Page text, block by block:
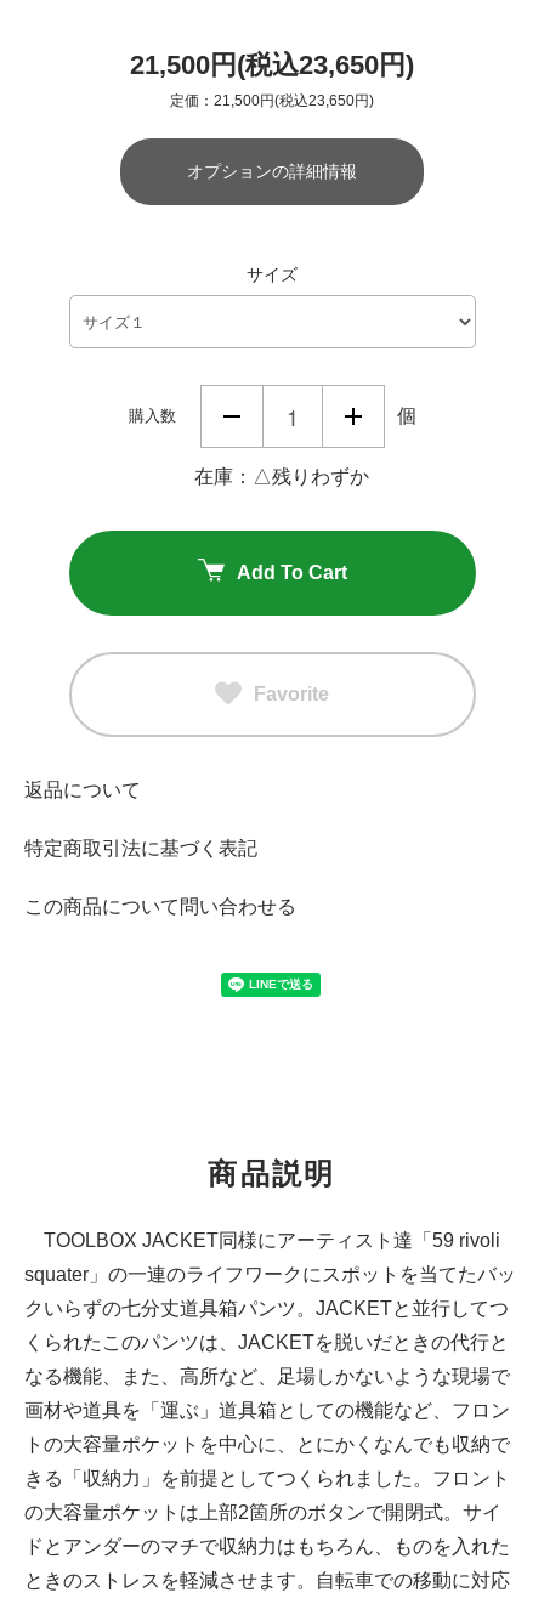
21,500円(税込23,650円)
定価：21,500円(税込23,650円)
オプションの詳細情報
サイズ
購入数 個
在庫：△残りわずか
Add To Cart
Favorite
返品について
特定商取引法に基づく表記
この商品について問い合わせる
商品説明
TOOLBOX JACKET同様にアーティスト達「59 rivoli
squater」の一連のライフワークにスポットを当てたバッ
クいらずの七分丈道具箱パンツ。JACKETと並行してつ
くられたこのパンツは、JACKETを脱いだときの代行と
なる機能、また、高所など、足場しかないような現場で
画材や道具を「運ぶ」道具箱としての機能など、フロン
トの大容量ポケットを中心に、とにかくなんでも収納で
きる「収納力」を前提としてつくられました。フロント
の大容量ポケットは上部2箇所のボタンで開閉式。サイ
ドとアンダーのマチで収納力はもちろん、ものを入れた
ときのストレスを軽減させます。自転車での移動に対応